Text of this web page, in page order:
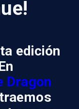
edición
Dragon